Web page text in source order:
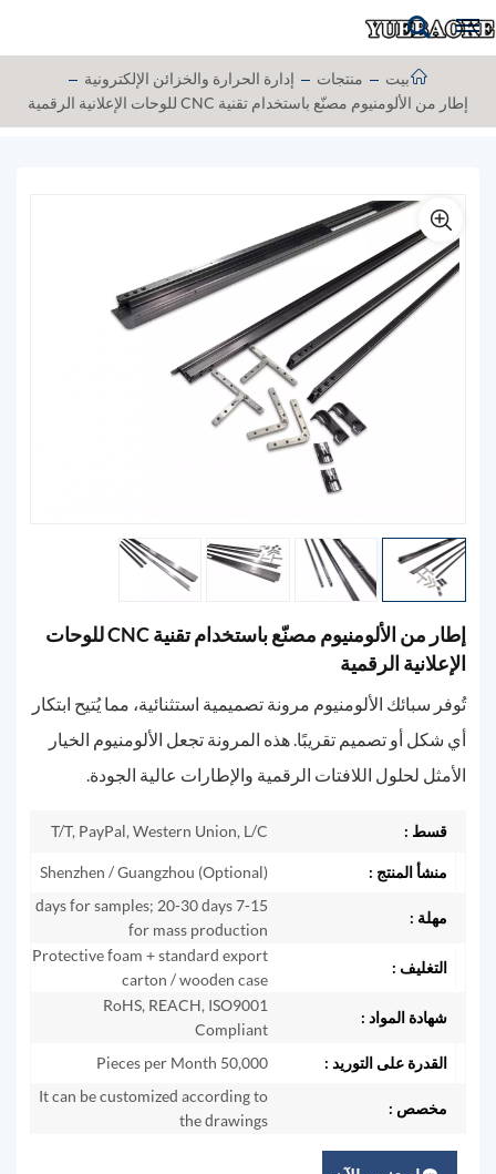
بيت منتجات
إدارة الحرارة والخزائن الإلكترونية
إطار من الألومنيوم مصنّع باستخدام تقنية CNC للوحات الإعلانية الرقمية
إطار من الألومنيوم مصنّع باستخدام تقنية CNC للوحات
الإعلانية الرقمية
تُوفر سبائك الألومنيوم مرونة تصميمية استثنائية، مما يُتيح ابتكار
أي شكل أو تصميم تقريبًا. هذه المرونة تجعل الألومنيوم الخيار
الأمثل لحلول اللافتات الرقمية والإطارات عالية الجودة.
قسط : T/T, PayPal, Western Union, L/C
منشأ المنتج : Shenzhen / Guangzhou (Optional)
مهلة :
7-15 days for samples; 20-30 days
for mass production
التغليف :
Protective foam + standard export
carton / wooden case
شهادة المواد :
RoHS, REACH, ISO9001
Compliant
القدرة على التوريد :
50,000 Pieces per Month
مخصص :
It can be customized according to
the drawings